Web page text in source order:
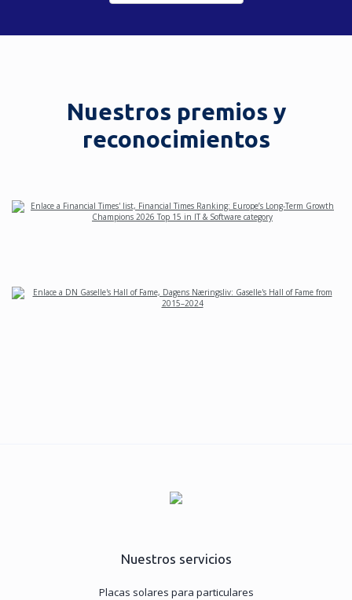
Nuestros premios y
reconocimientos
Nuestros servicios
Placas solares para particulares